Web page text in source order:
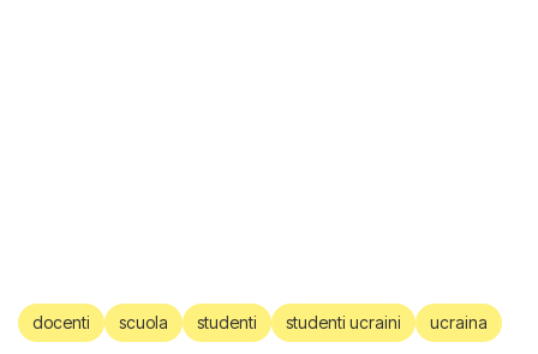
docenti scuola studenti studenti ucraini ucraina